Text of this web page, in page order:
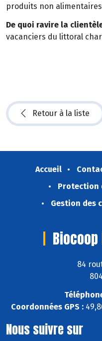
produits non
De quoi ravire la
vacanciers du littoral
Retour à la liste
Accueil
Protection
Gestion des
84
Coordonnées GPS :
Nous suivre sur